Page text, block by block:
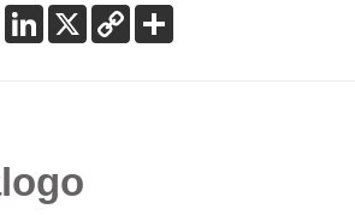
WhatsApp
LinkedIn
X Copy
Link